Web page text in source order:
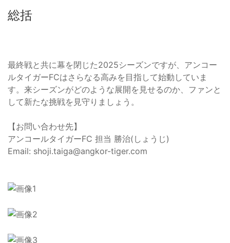
総括
最終戦と共に幕を閉じた2025シーズンですが、アンコー
ルタイガーFCはさらなる高みを目指して始動していま
す。来シーズンがどのような展開を見せるのか、ファンと
して新たな挑戦を見守りましょう。
【お問い合わせ先】
アンコールタイガーFC 担当 勝治(しょうじ)
Email: shoji.taiga@angkor-tiger.com